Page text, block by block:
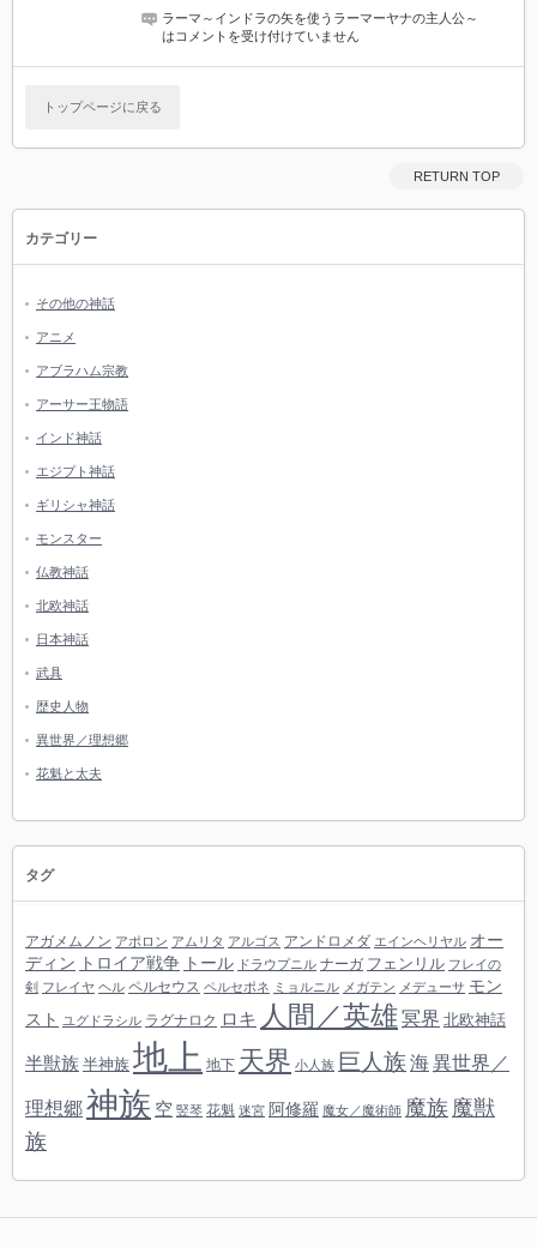
ラーマ～インドラの矢を使うラーマーヤナの主人公～
は コメントを受け付けていません
トップページに戻る
RETURN TOP
カテゴリー
その他の神話
アニメ
アブラハム宗教
アーサー王物語
インド神話
エジプト神話
ギリシャ神話
モンスター
仏教神話
北欧神話
日本神話
武具
歴史人物
異世界／理想郷
花魁と太夫
タグ
アガメムノン アポロン アムリタ アルゴス アンドロメダ エインヘリヤル オー
ディン トロイア戦争 トール ドラウプニル ナーガ フェンリル フレイの
剣 フレイヤ ヘル ペルセウス ペルセポネ ミョルニル メガテン メデューサ モン
スト
ユグドラシル ラグナロク ロキ 人間／英雄冥界 北欧神話
半獣族 半神族 地上 地下 天界 小人族 巨人族 海異世界／
理想郷神族 空 竪琴 花魁 迷宮 阿修羅 魔女／魔術師 魔族 魔獣
族